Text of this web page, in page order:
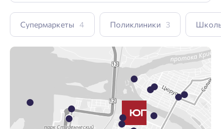
Супермаркеты 4 Поликлиники 3